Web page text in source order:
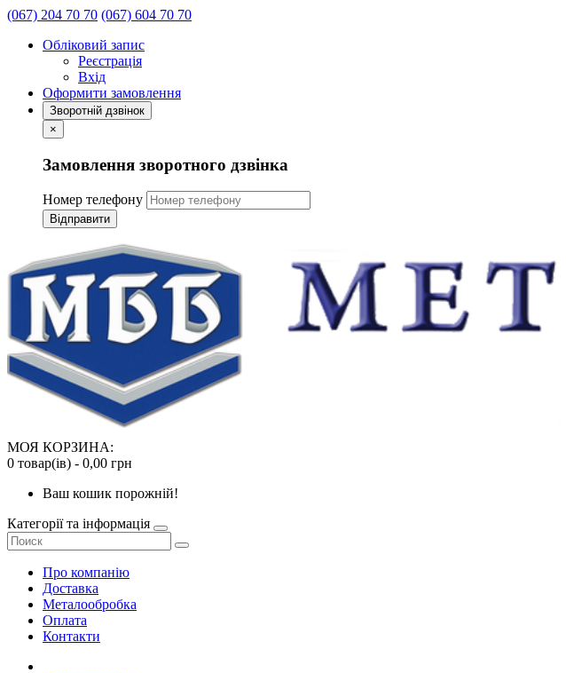
(067) 204 70 70 (067) 604 70 70
Обліковий запис
Реєстрація
Вхід
Оформити замовлення
Зворотній дзвінок
×
Замовлення зворотного дзвінка
Номер телефону
Відправити
МОЯ КОРЗИНА:
0 товар(ів) - 0,00 грн
Ваш кошик порожній!
Категорії та інформація
Про компанію
Доставка
Металообробка
Оплата
Контакти